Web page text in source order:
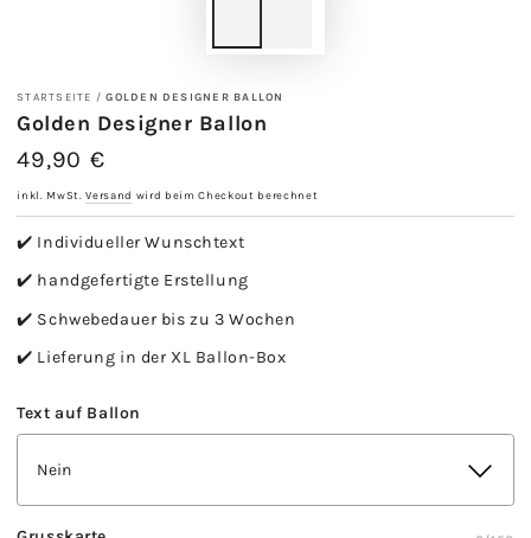
STARTSEITE / GOLDEN DESIGNER BALLON
Golden Designer Ballon
Regulärer
49,90 €
inkl. MwSt.Versand wird beim Checkout berechnet
✔️ Individueller Wunschtext
✔️ handgefertigte Erstellung
✔️ Schwebedauer bis zu 3 Wochen
✔️ Lieferung in der XL Ballon-Box